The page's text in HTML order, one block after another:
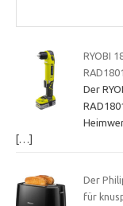
RYOBI
Der
[…]
Der
für